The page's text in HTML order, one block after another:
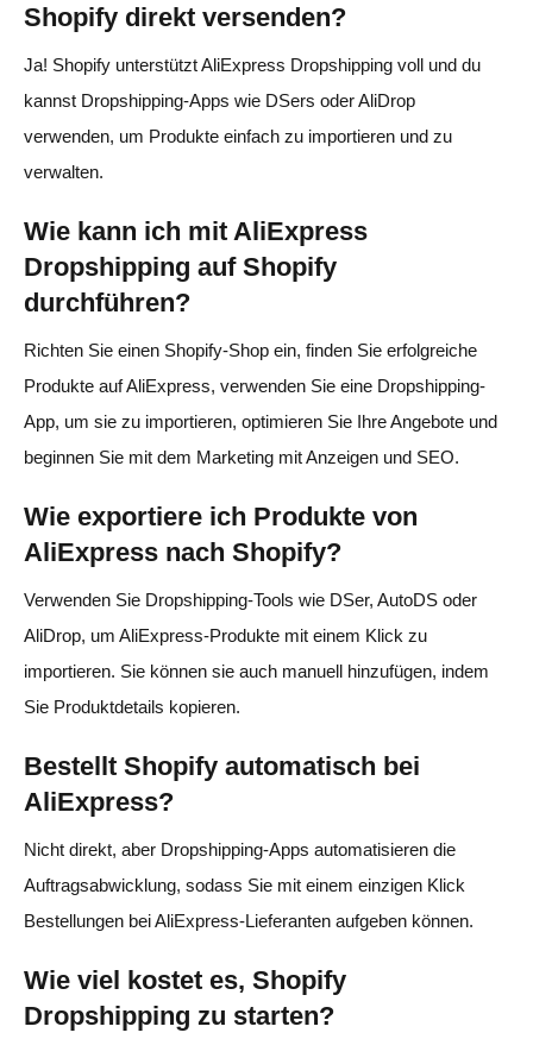
Shopify direkt versenden?
Ja! Shopify unterstützt AliExpress Dropshipping voll und du
kannst Dropshipping-Apps wie DSers oder AliDrop
verwenden, um Produkte einfach zu importieren und zu
verwalten.
Wie kann ich mit AliExpress
Dropshipping auf Shopify
durchführen?
Richten Sie einen Shopify-Shop ein, finden Sie erfolgreiche
Produkte auf AliExpress, verwenden Sie eine Dropshipping-
App, um sie zu importieren, optimieren Sie Ihre Angebote und
beginnen Sie mit dem Marketing mit Anzeigen und SEO.
Wie exportiere ich Produkte von
AliExpress nach Shopify?
Verwenden Sie Dropshipping-Tools wie DSer, AutoDS oder
AliDrop, um AliExpress-Produkte mit einem Klick zu
importieren. Sie können sie auch manuell hinzufügen, indem
Sie Produktdetails kopieren.
Bestellt Shopify automatisch bei
AliExpress?
Nicht direkt, aber Dropshipping-Apps automatisieren die
Auftragsabwicklung, sodass Sie mit einem einzigen Klick
Bestellungen bei AliExpress-Lieferanten aufgeben können.
Wie viel kostet es, Shopify
Dropshipping zu starten?